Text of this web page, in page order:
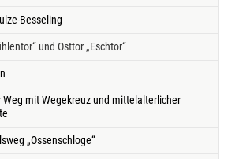
Besseling
und Osttor „Eschtor“(current)
Weg mit Wegekreuz und mittelalterlicher
„Ossenschloge“